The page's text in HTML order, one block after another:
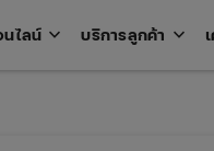
ไลน์ keyboard_arrow_down Open
บริการลูกค้า keyboard_arrow_down